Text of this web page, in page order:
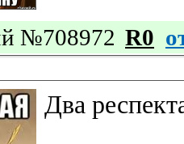
№708972 R0
Два